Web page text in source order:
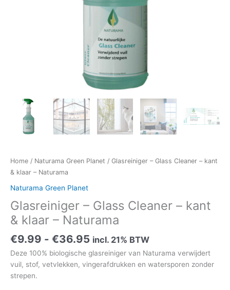
Home / Naturama Green Planet / Glasreiniger – Glass Cleaner – kant
& klaar – Naturama
Naturama Green Planet
Glasreiniger – Glass Cleaner – kant
& klaar – Naturama
€9.99 - €36.95 Prijsklasse:
€9.99
tot
€36.95
incl. 21% BTW
Deze 100% biologische glasreiniger van Naturama verwijdert
vuil, stof, vetvlekken, vingerafdrukken en watersporen zonder
strepen.